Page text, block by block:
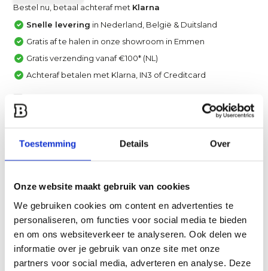
Toestemming Details Over
Onze website maakt gebruik van cookies
We gebruiken cookies om content en advertenties te
personaliseren, om functies voor social media te bieden
en om ons websiteverkeer te analyseren. Ook delen we
informatie over je gebruik van onze site met onze
partners voor social media, adverteren en analyse. Deze
Bestel nu, betaal achteraf met Klarna
Snelle levering in Nederland, België & Duitsland
Gratis af te halen in onze showroom in Emmen
Gratis verzending vanaf €100* (NL)
Achteraf betalen met Klarna, IN3 of Creditcard
Een van onze specialisten helpt je graag verder!
Productomschrijving
Specificaties